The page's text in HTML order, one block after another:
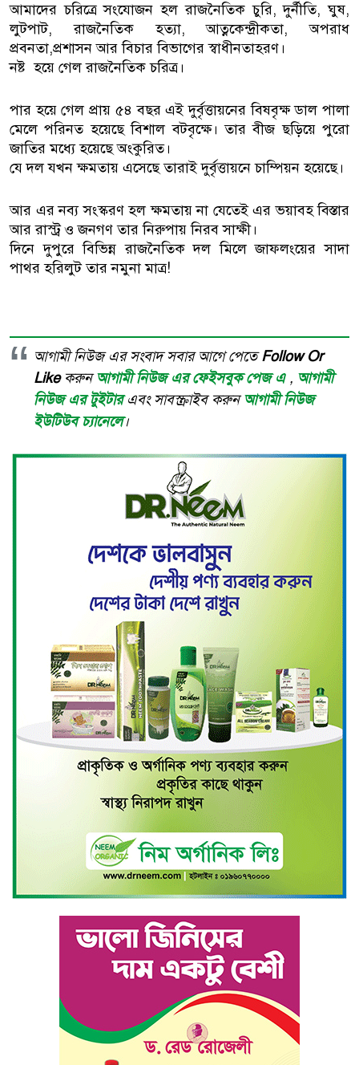
আমাদের চরিত্রে সংযোজন হল রাজনৈতিক চুরি, দুর্নীতি, ঘুষ,
লুটপাট, রাজনৈতিক হত্যা, আত্নকেন্দ্রীকতা, অপরাধ
প্রবনতা,প্রশাসন আর বিচার বিভাগের স্বাধীনতাহরণ।
নষ্ট হয়ে গেল রাজনৈতিক চরিত্র।
পার হয়ে গেল প্রায় ৫৪ বছর এই দুর্বৃত্তায়নের বিষবৃক্ষ ডাল পালা
মেলে পরিনত হয়েছে বিশাল বটবৃক্ষে। তার বীজ ছড়িয়ে পুরো
জাতির মধ্যে হয়েছে অংকুরিত।
যে দল যখন ক্ষমতায় এসেছে তারাই দুর্বৃত্তায়নে চাম্পিয়ন হয়েছে।
আর এর নব্য সংস্করণ হল ক্ষমতায় না যেতেই এর ভয়াবহ বিস্তার
আর রাস্ট্র ও জনগণ তার নিরুপায় নিরব সাক্ষী।
দিনে দুপুরে বিভিন্ন রাজনৈতিক দল মিলে জাফলংয়ের সাদা
পাথর হরিলুট তার নমুনা মাত্র!
আগামী নিউজ এর সংবাদ সবার আগে পেতেFollow Or
Likeকরুনআগামী নিউজ এর ফেইসবুক পেজ এ , আগামী
নিউজ এর টুইটারএবং সাবস্ক্রাইব করুনআগামী নিউজ
ইউটিউব চ্যানেলে।